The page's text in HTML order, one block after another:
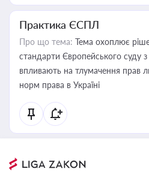
Практика ЄСПЛ
Про що тема: Тема охоплює
стандарти Європейського суду
впливають на тлумачення прав
норм права в Україні